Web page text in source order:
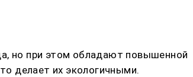
но при этом обладают повышенной
делает их экологичными.